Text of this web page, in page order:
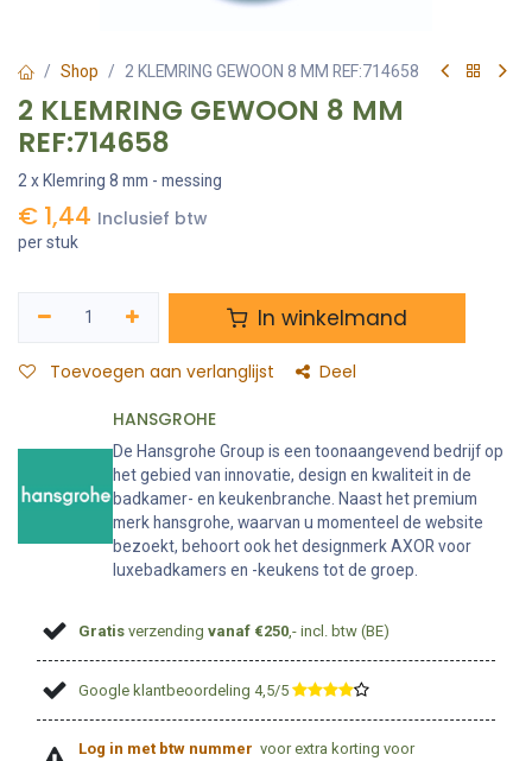
Shop 2 KLEMRING GEWOON 8 MM REF:714658
2 KLEMRING GEWOON 8 MM
REF:714658
2 x Klemring 8 mm - messing
€ 1,44 Inclusief btw
per stuk
In winkelmand
Toevoegen aan verlanglijst Deel
HANSGROHE
De Hansgrohe Group is een toonaangevend bedrijf op
het gebied van innovatie, design en kwaliteit in de
badkamer- en keukenbranche. Naast het premium
merk hansgrohe, waarvan u momenteel de website
bezoekt, behoort ook het designmerk AXOR voor
luxebadkamers en -keukens tot de groep.
Gratis verzendingvanaf €250 ,- incl. btw (BE)
Google klantbeoordeling 4,5/5 ​
Log in met btw nummer voor extra korting voor